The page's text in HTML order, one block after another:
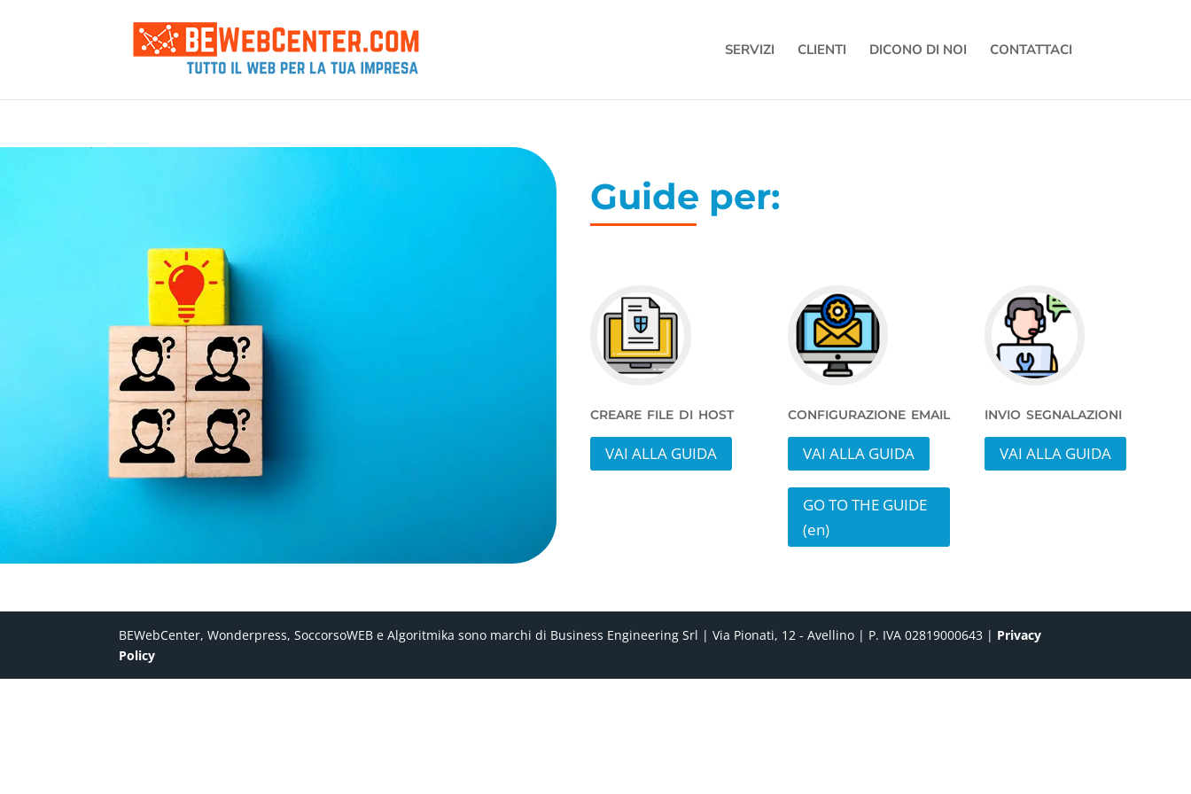
SERVIZI CLIENTI DICONO DI NOI CONTATTACI
Guide per:
creare file di host
VAI ALLA GUIDA
configurazione email
VAI ALLA GUIDA
GO TO THE GUIDE
(en)
invio segnalazioni
VAI ALLA GUIDA
BEWebCenter, Wonderpress, SoccorsoWEB e Algoritmika sono marchi di Business Engineering Srl | Via Pionati, 12 - Avellino | P. IVA 02819000643 | Privacy
Policy